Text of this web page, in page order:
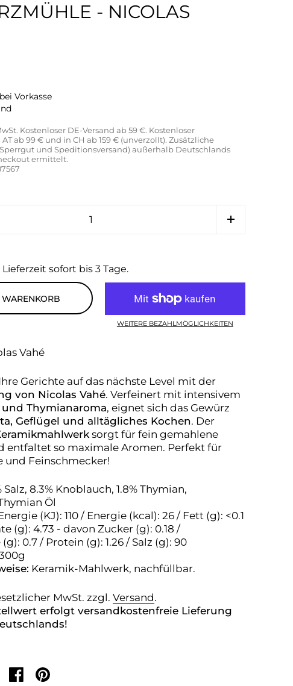
- NICOLAS
Vorkasse
Kostenloser DE-Versand ab 59 €. Kostenloser
ab 99 € und in CH ab 159 € (unverzollt). Zusätzliche
und Speditionsversand) außerhalb Deutschlands
ermittelt.
sofort bis 3 Tage.
WEITERE BEZAHLMÖGLICHKEITEN
Vahé
Gerichte auf das nächste Level mit der
von Nicolas Vahé. Verfeinert mit intensivem
Thymianaroma, eignet sich das Gewürz
Geflügel und alltägliches Kochen. Der
sorgt für fein gemahlene
entfaltet so maximale Aromen. Perfekt für
und Feinschmecker!
Salz, 8.3% Knoblauch, 1.8% Thymian,
Öl
(KJ): 110 / Energie (kcal): 26 / Fett (g): <0.1
(g): 4.73 - davon Zucker (g): 0.18 /
0.7 / Protein (g): 1.26 / Salz (g): 90
Keramik-Mahlwerk, nachfüllbar.
MwSt. zzgl. Versand.
erfolgt versandkostenfreie Lieferung
X teilen
Auf Facebook teilen
Auf Pinterest teilen